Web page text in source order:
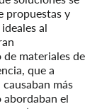
propuestas y
al
materiales de
que a
más
el